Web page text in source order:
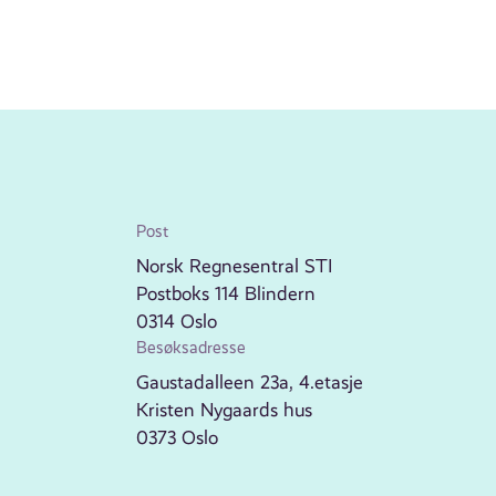
Post
Norsk Regnesentral STI
Postboks 114 Blindern
0314 Oslo
Besøksadresse
Gaustadalleen 23a, 4.etasje
Kristen Nygaards hus
0373 Oslo